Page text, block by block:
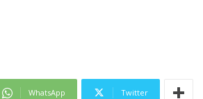
WhatsApp Twitter